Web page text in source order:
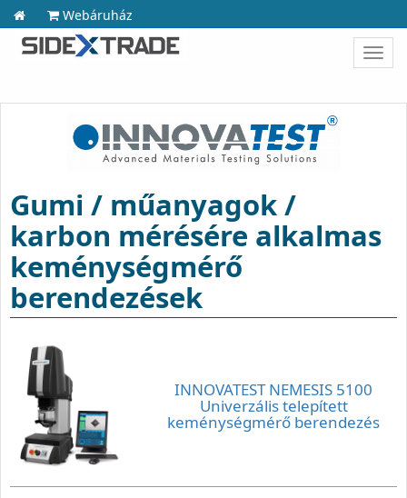
Webáruház
Gumi / műanyagok /
karbon mérésére alkalmas
keménységmérő
berendezések
INNOVATEST NEMESIS 5100
Univerzális telepített
keménységmérő berendezés